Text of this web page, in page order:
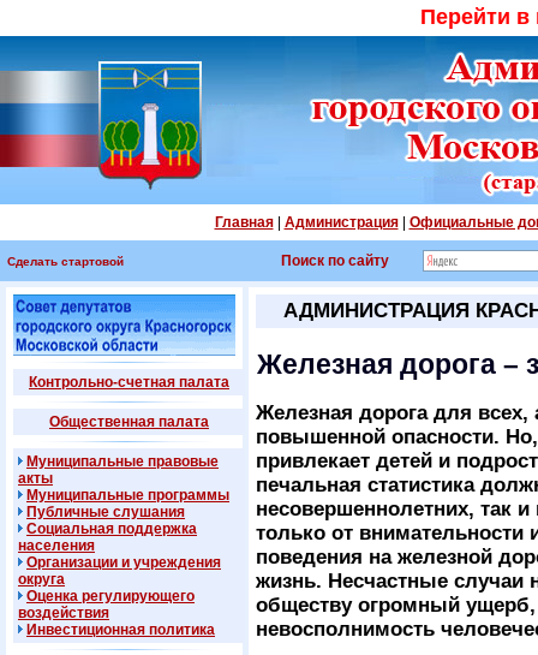
Перейти
Главная| Администрация| Официальные
Сделать стартовой Поиск по сайту
Контрольно-счетная палата
Общественная палата
Муниципальные правовые
акты
Муниципальные программы
Публичные слушания
Социальная поддержка
населения
Организации и учреждения
округа
Оценка регулирующего
воздействия
Инвестиционная политика
АДМИНИСТРАЦИЯ
Железная дорога –
Железная дорога для всех,
повышенной опасности.
привлекает детей и
печальная статистика
несовершеннолетних, так
только от внимательности
поведения на железной
жизнь. Несчастные случаи
обществу огромный
невосполнимость